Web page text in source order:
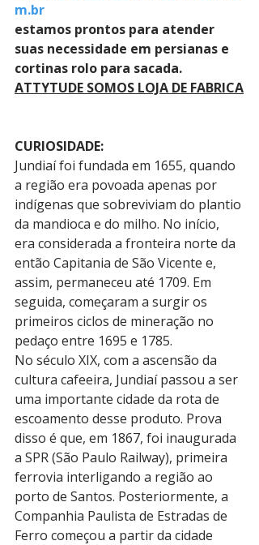
m.br
estamos prontos para atender
suas necessidade em persianas e
cortinas rolo para sacada.
ATTYTUDE SOMOS LOJA DE FABRICA
CURIOSIDADE:
Jundiaí foi fundada em 1655, quando
a região era povoada apenas por
indígenas que sobreviviam do plantio
da mandioca e do milho. No início,
era considerada a fronteira norte da
então Capitania de São Vicente e,
assim, permaneceu até 1709. Em
seguida, começaram a surgir os
primeiros ciclos de mineração no
pedaço entre 1695 e 1785.
No século XIX, com a ascensão da
cultura cafeeira, Jundiaí passou a ser
uma importante cidade da rota de
escoamento desse produto. Prova
disso é que, em 1867, foi inaugurada
a SPR (São Paulo Railway), primeira
ferrovia interligando a região ao
porto de Santos. Posteriormente, a
Companhia Paulista de Estradas de
Ferro começou a partir da cidade